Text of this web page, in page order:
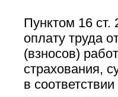
Пунктом 16 ст.
оплату труда
(взносов)
страхования,
в